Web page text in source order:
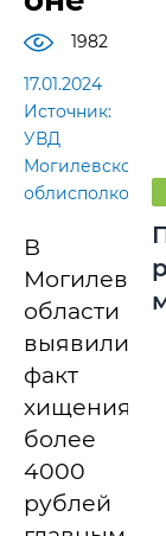
1982
17.01.2024
Источник:
УВД
Могилевского
облисполкома
В
области
выявили
факт
хищения
более
4000
рублей